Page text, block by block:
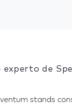
experto de
stands